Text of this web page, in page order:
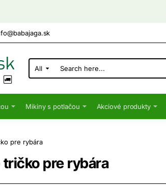
All
Search
here...
Mikiny s potlačou Akciové produkty
pre rybára
pre rybára